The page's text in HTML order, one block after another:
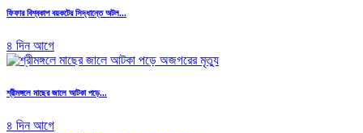
ফিফার বিশ্বকাপ বয়কটের সিদ্ধান্তে অটল...
৪ দিন আগে
শ্রীমঙ্গলে মাছের জালে আটকা পড়ে...
৪ দিন আগে